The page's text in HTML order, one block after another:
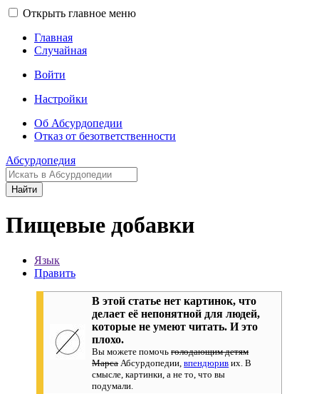
Открыть главное меню
Главная
Случайная
Войти
Настройки
Об Абсурдопедии
Отказ от безответственности
Абсурдопедия
Найти
Пищевые добавки
Язык
Править
В этой статье нет картинок, что
делает её непонятной для людей,
которые не умеют читать. И это
плохо.
Вы можете помочьголодающим детям
МарсаАбсурдопедии,впендюрив их. В
смысле, картинки, а не то, что вы
подумали.